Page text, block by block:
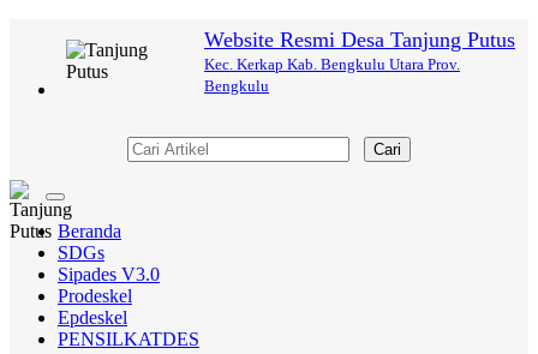
Website Resmi Desa Tanjung Putus
Kec. Kerkap Kab. Bengkulu Utara Prov.
Bengkulu
Cari
Toggle
navigation
Beranda
SDGs
Sipades V3.0
Prodeskel
Epdeskel
PENSILKATDES